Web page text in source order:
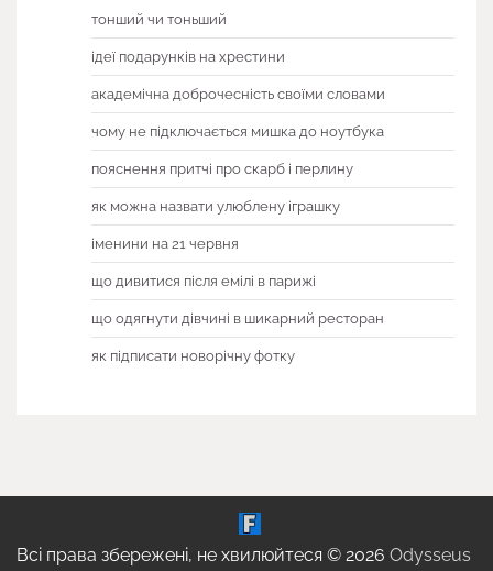
тонший чи тоньший
ідеї подарунків на хрестини
академічна доброчесність своїми словами
чому не підключається мишка до ноутбука
пояснення притчі про скарб і перлину
як можна назвати улюблену іграшку
іменини на 21 червня
що дивитися після емілі в парижі
що одягнути дівчині в шикарний ресторан
як підписати новорічну фотку
Всі права збережені, не хвилюйтеся © 2026 Odysseus